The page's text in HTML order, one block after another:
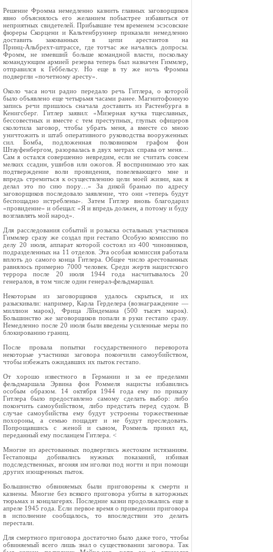
Решение Фромма немедленно казнить главных заговорщиков
явно объяснялось его желанием побыстрее избавиться от
неприятных свидетелей. Прибывшие тем временем эсэсовские
фюреры Скорцени и Кальтенбруннер приказали немедленно
доставить закованных в цепи арестантов на
Принц‑Альбрехт‑штрассе, где тотчас же начались допросы.
Фромм, не имевший больше командной власти, поскольку
командующим армией резерва теперь был назначен Гиммлер,
отправился к Геббельсу. Но еще в ту же ночь Фромма
подвергли «почетному аресту».
Около часа ночи радио передало речь Гитлера, о которой
было объявлено еще четырьмя часами ранее. Магнитофонную
запись речи пришлось сначала доставить из Растенбурга в
Кенигсберг. Гитлер заявил: «Мизерная кучка тщеславных,
бессовестных и вместе с тем преступных, глупых офицеров
сколотила заговор, чтобы убрать меня, а вместе со мною
уничтожить и штаб оперативного руководства вооруженных
сил. Бомба, подложенная полковником графом фон
Штауфенбергом, разорвалась в двух метрах справа от меня…
Сам я остался совершенно невредим, если не считать совсем
мелких ссадин, ушибов или ожогов. Я воспринимаю это как
подтверждение воли провидения, повелевающего мне и
впредь стремиться к осуществлению цели моей жизни, как я
делал это по сию пору…» За дикой бранью по адресу
заговорщиков последовало заявление, что они «теперь будут
беспощадно истреблены». Затем Гитлер вновь благодарил
«провидение» и обещал: «Я и впредь должен, а потому и буду
возглавлять мой народ».
Для расследования событий и розыска остальных участников
Гиммлер сразу же создал при гестапо Особую комиссию по
делу 20 июля, аппарат которой состоял из 400 чиновников,
подразделенных на 11 отделов. Эта особая комиссия работала
вплоть до самого конца Гитлера. Общее число арестованных
равнялось примерно 7000 человек. Среди жертв нацистского
террора после 20 июля 1944 года насчитывалось 20
генералов, в том числе один генерал‑фельдмаршал.
Некоторым из заговорщиков удалось скрыться, и их
разыскивали: например, Карла Герделера (вознаграждение —
миллион марок), Фрица Лйндемана (500 тысяч марок).
Большинство же заговорщиков попали в руки гестапо сразу.
Немедленно после 20 июля были введены усиленные меры по
блокированию границ.
После провала попытки государственного переворота
некоторые участники заговора покончили самоубийством,
чтобы избежать ожидавших их пыток гестапо.
От хорошо известного в Германии и за ее пределами
фельдмаршала Эрвина фон Роммеля нацисты избавились
особым образом. 14 октября 1944 года ему по приказу
Гитлера было предоставлено самому сделать выбор: либо
покончить самоубийством, либо предстать перед судом. В
случае самоубийства ему будут устроены торжественные
похороны, а семью пощадят и не будут преследовать.
Попрощавшись с женой и сыном, Роммель принял яд,
переданный ему посланцем Гитлера. <
Многие из арестованных подверглись жестоким истязаниям.
Гестаповцы добивались нужных показаний, избивая
подследственных, вгоняя им иголки под ногти и при помощи
других изощренных пыток.
Большинство обвиняемых были приговорены к смерти и
казнены. Многие без всякого приговора убиты в каторжных
тюрьмах и концлагерях. Последние казни продолжались еще в
апреле 1945 года. Если первое время о приведении приговора
в исполнение сообщалось, то впоследствии это делать
перестали.
Для смертного приговора достаточно было даже того, чтобы
обвиняемый всего лишь знал о существовании заговора. Так